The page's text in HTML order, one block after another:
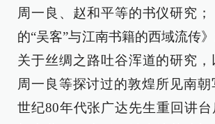
周一良、赵和平等的书仪研究
的“吴客”与江南书籍的西域流传
关于丝绸之路吐谷浑道的研究，
周一良等探讨过的敦煌所见南朝
世纪80年代张广达先生重回讲